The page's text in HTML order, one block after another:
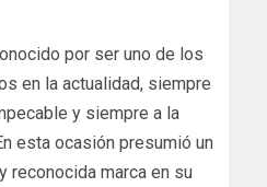
por ser uno de los
en la actualidad, siempre
y siempre a la
esta ocasión presumió un
reconocida marca en su